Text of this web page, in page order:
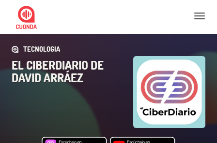
Nav
TECNOLOGIA
EL CIBERDIARIO DE
DAVID ARRÁEZ